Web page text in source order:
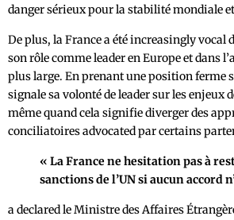
danger sérieux pour la stabilité mondiale
De plus, la France a été increasingly vocal
son rôle comme leader en Europe et dans
plus large. En prenant une position ferme
signale sa volonté de leader sur les enjeux
même quand cela signifie diverger des
conciliatoires advocated par certains
« La France ne hesitation pas à
sanctions de l’UN si aucun accord
a declared le Ministre des Affaires